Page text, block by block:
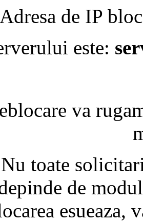
Adresa de IP
este:
va
toate
de